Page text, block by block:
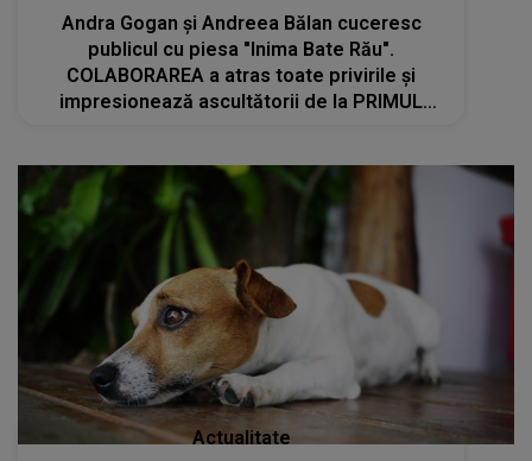
Andra Gogan și Andreea Bălan cuceresc
publicul cu piesa "Inima Bate Rău".
COLABORAREA a atras toate privirile și
impresionează ascultătorii de la PRIMUL
Actualitate